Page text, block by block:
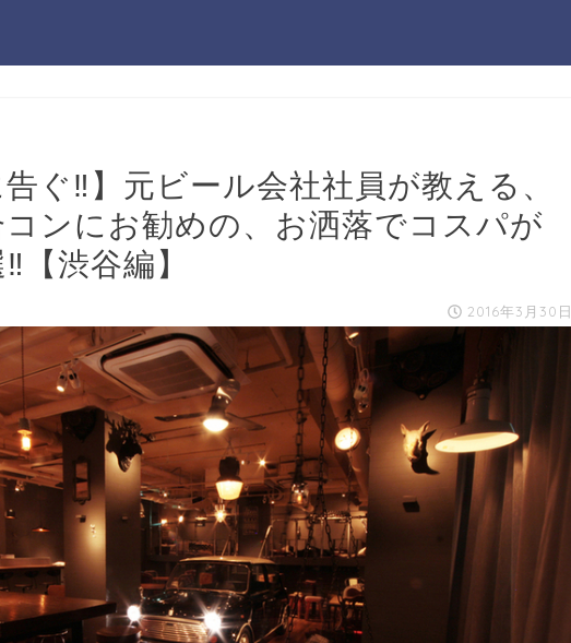
告ぐ‼︎】元ビール会社社員が教える、
ンにお勧めの、お洒落でコスパが
【渋谷編】
2016年3月30日